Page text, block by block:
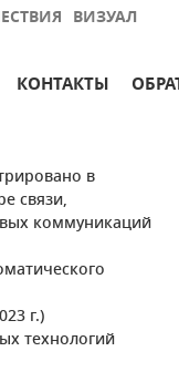
ВИЗУАЛ
КОНТАКТЫ
в
связи,
коммуникаций
г.)
технологий